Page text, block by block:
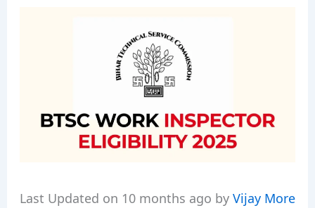
Last Updated on 10 months ago byVijay More